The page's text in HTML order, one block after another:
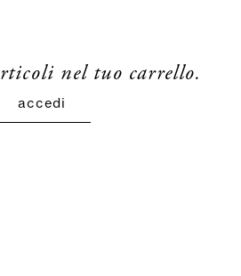
nel tuo carrello.
accedi